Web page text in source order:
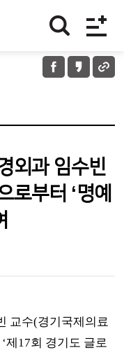
외과 임수빈
로부터 ‘명예
교수(경기국제의료
‘제 17회 경기도 글로